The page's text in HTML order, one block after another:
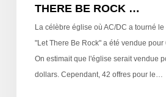
THERE BE ROCK …
La célèbre église où AC/DC a tourné
"Let There Be Rock" a été vendue
On estimait que l'église serait vendue
dollars. Cependant, 42 offres pour le…